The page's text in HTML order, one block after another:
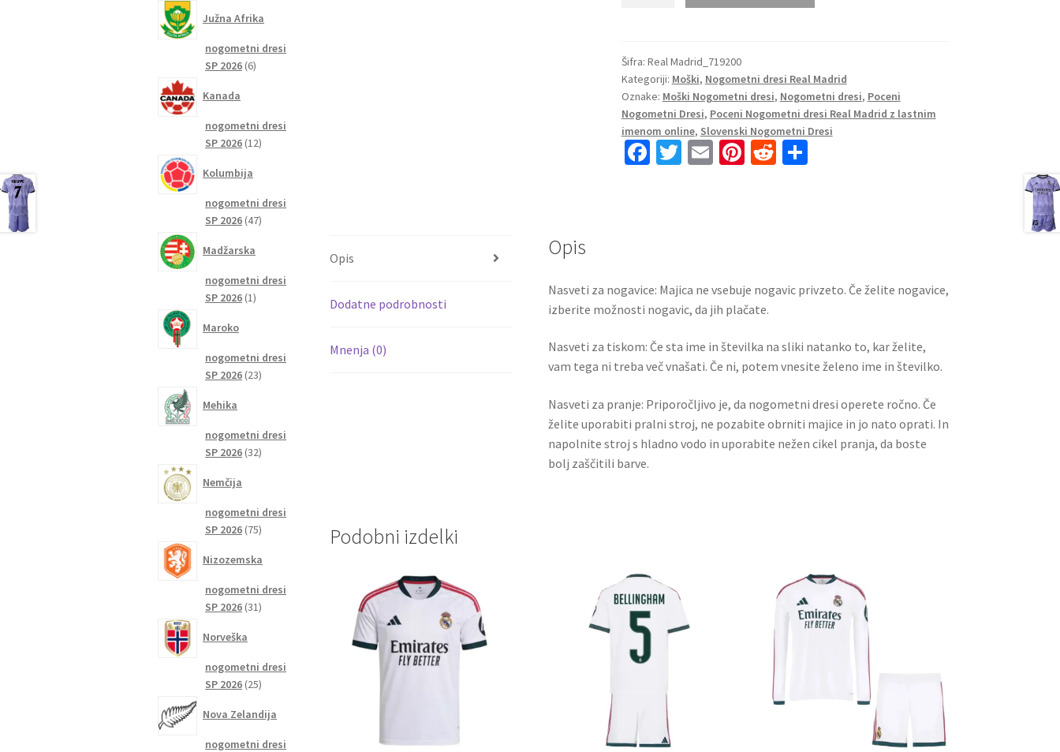
Real
Madrid
Gostujoči
2023
CASIMIRO
14
Šifra: Real Madrid_719200
Kategoriji: Moški, Nogometni dresi Real Madrid
Oznake: Moški Nogometni dresi, Nogometni dresi, Poceni
Nogometni Dresi, Poceni Nogometni dresi Real Madrid z lastnim
imenom online, Slovenski Nogometni Dresi
Fa
k
T E Pi R S
Opis
Dodatne podrobnosti
Mnenja (0)
Opis
Nasveti za nogavice: Majica ne vsebuje nogavic privzeto. Če želite nogavice,
izberite možnosti nogavic, da jih plačate.
Nasveti za tiskom: Če sta ime in številka na sliki natanko to, kar želite,
vam tega ni treba več vnašati. Če ni, potem vnesite želeno ime in številko.
Nasveti za pranje: Priporočljivo je, da nogometni dresi operete ročno. Če
želite uporabiti pralni stroj, ne pozabite obrniti majice in jo nato oprati. In
napolnite stroj s hladno vodo in uporabite nežen cikel pranja, da boste
bolj zaščitili barve.
Podobni izdelki
Južna Afrika
nogometni dresi
SP 2026 66
Kanada
nogometni dresi
SP 2026 1212
Kolumbija
nogometni dresi
SP 2026 4747
Madžarska
nogometni dresi
SP 2026 11
Maroko
nogometni dresi
SP 2026 2323
Mehika
nogometni dresi
SP 2026 3232
Nemčija
nogometni dresi
SP 2026 7575
Nizozemska
nogometni dresi
SP 2026 3131
Norveška
nogometni dresi
SP 2026 2525
Nova Zelandija
nogometni dresi